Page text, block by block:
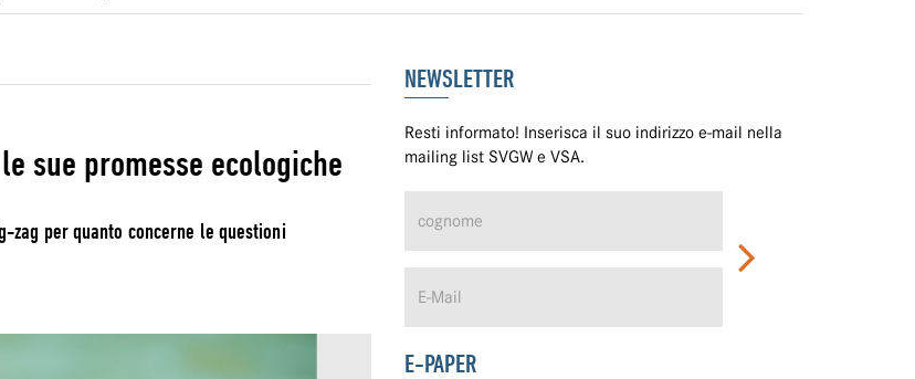
sue promesse ecologiche
zag per quanto concerne le questioni
NEWSLETTER
Resti informato! Inserisca il suo indirizzo e-mail nella
mailing list SVGW e VSA.
E-PAPER